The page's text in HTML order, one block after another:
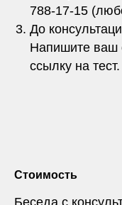
788-17-15
До
Напишите ваш
ссылку на тест.
Стоимость
Беседа с